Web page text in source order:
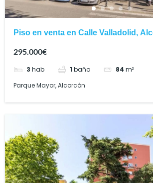
Piso en venta en Calle Valladolid,
295.000€
3 hab 1 baño 84 m²
Parque Mayor, Alcorcón